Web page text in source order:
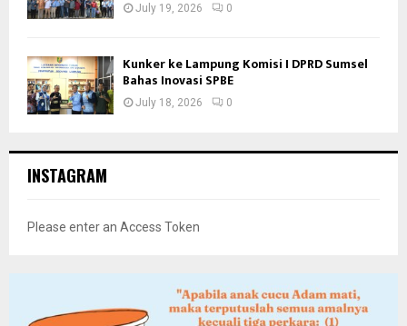
July 19, 2026 0
Kunker ke Lampung Komisi I DPRD Sumsel
Bahas Inovasi SPBE
July 18, 2026 0
INSTAGRAM
Please enter an Access Token